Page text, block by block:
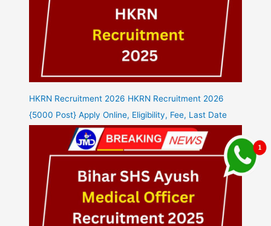
HKRN Recruitment 2026 HKRN Recruitment 2026
{5000 Post} Apply Online, Eligibility, Fee, Last Date